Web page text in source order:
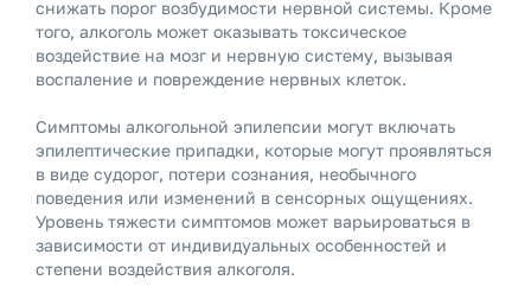
снижать порог возбудимости нервной системы. Кроме
того, алкоголь может оказывать токсическое
воздействие на мозг и нервную систему, вызывая
воспаление и повреждение нервных клеток.
Симптомы алкогольной эпилепсии могут включать
эпилептические припадки, которые могут проявляться
в виде судорог, потери сознания, необычного
поведения или изменений в сенсорных ощущениях.
Уровень тяжести симптомов может варьироваться в
зависимости от индивидуальных особенностей и
степени воздействия алкоголя.